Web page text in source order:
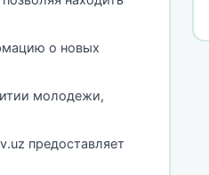
о новых
молодежи,
предоставляет